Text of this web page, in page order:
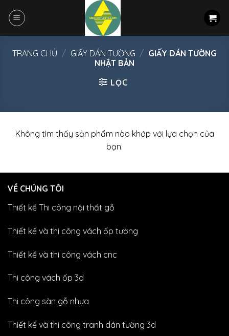
TRANG CHỦ / GIẤY DÁN TƯỜNG / GIẤY DÁN TƯỜNG
NHẬT BẢN
LỌC
Không tìm thấy sản phẩm nào khớp với lựa chọn của
bạn.
VỀ CHÚNG TÔI
Thiết kế Thi công nội thất gỗ
Thiết kế và thi công vách ốp tường
Thiết kế và thi công vách cnc
Thi công vách ốp 3d
Thi công sàn gỗ nhựa
Thiết kế và thi công tranh dán tường 3d